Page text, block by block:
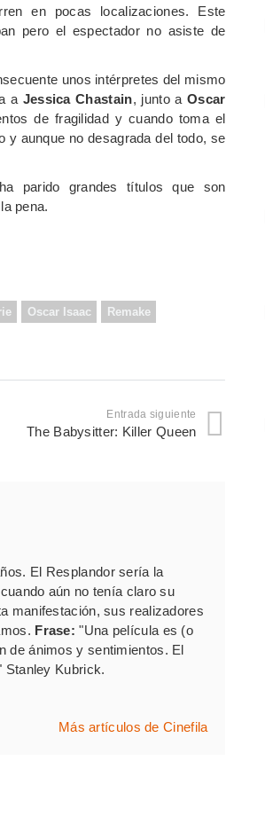
en pocas localizaciones. Este
pero el espectador no asiste de
unos intérpretes del mismo
a Jessica Chastain, junto a Oscar
de fragilidad y cuando toma el
y aunque no desagrada del todo, se
parido grandes títulos que son
pena.
Oscar Isaac Remake
Entrada siguiente
The Babysitter: Killer Queen
El Resplandor sería la
aún no tenía claro su
manifestación, sus realizadores
Frase: "Una película es (o
de ánimos y sentimientos. El
Stanley Kubrick.
Más artículos de Cinefila